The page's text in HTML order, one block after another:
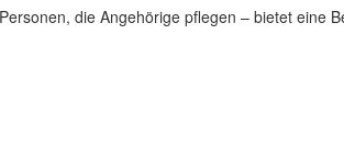
die Angehörige pflegen – bietet eine